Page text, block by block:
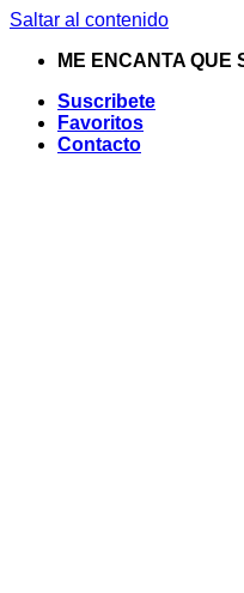
Saltar al contenido
ME ENCANTA QUE
Suscribete
Favoritos
Contacto